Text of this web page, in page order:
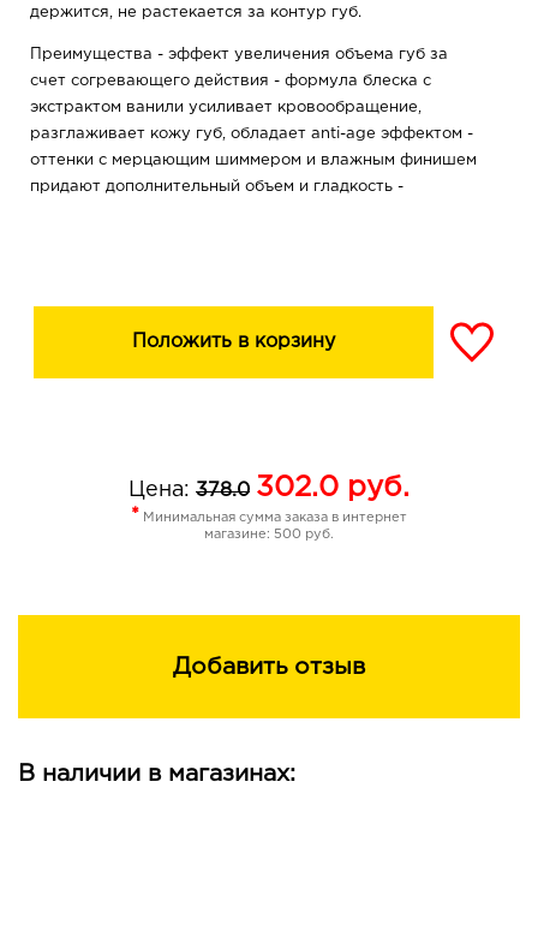
держится, не растекается за контур губ.
Преимущества - эффект увеличения объема губ за
счет согревающего действия - формула блеска с
экстрактом ванили усиливает кровообращение,
разглаживает кожу губ, обладает anti-age эффектом -
оттенки с мерцающим шиммером и влажным финишем
придают дополнительный объем и гладкость -
Положить в корзину
Цена: 378.0 302.0 руб.
* Минимальная сумма заказа в интернет
магазине: 500 руб.
Добавить отзыв
В наличии в магазинах: